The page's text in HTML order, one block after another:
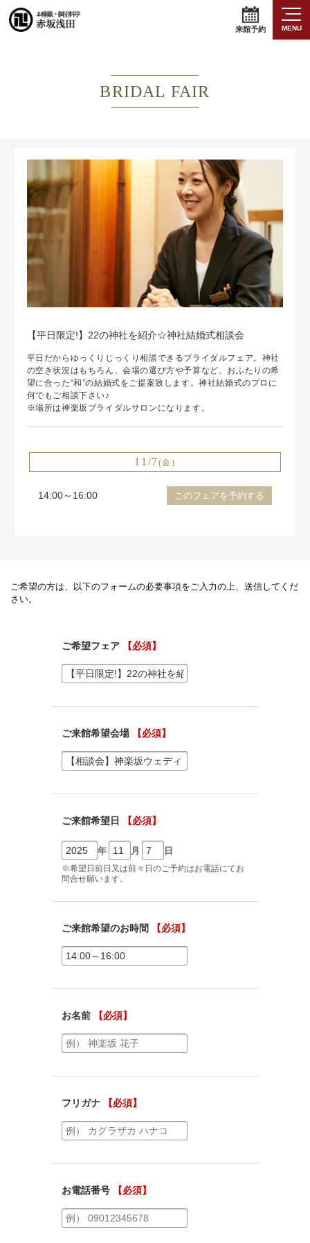
来館予約 MENU
BRIDAL FAIR
【平日限定!】22の神社を紹介☆神社結婚式相談会
平日だからゆっくりじっくり相談できるブライダルフェア。神社
の空き状況はもちろん、会場の選び方や予算など、おふたりの希
望に合った“和”の結婚式をご提案致します。神社結婚式のプロに
何でもご相談下さい♪
※場所は神楽坂ブライダルサロンになります。
11/7(金)
14:00～16:00 このフェアを予約する